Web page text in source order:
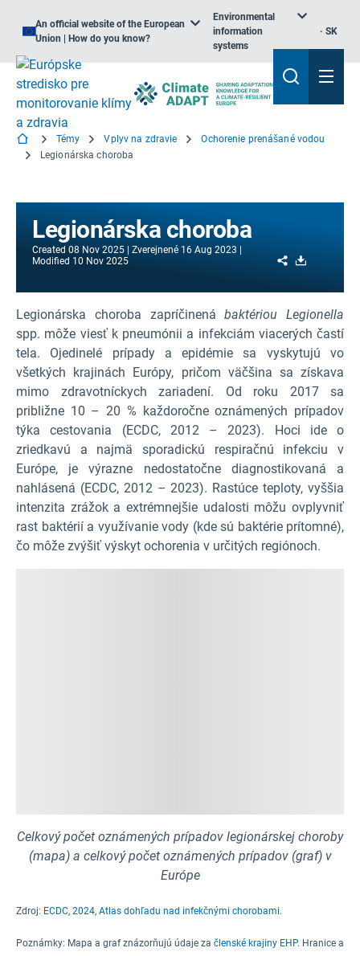
An official website of the European
Union | How do you know?
Environmental
information
systems
SK
Témy Vplyv na zdravie
Ochorenie prenášané vodou
Legionárska choroba
Legionárska choroba
Created 08 Nov 2025 Zverejnené 16 Aug 2023
Modified 10 Nov 2025 Share
Legionárska choroba zapríčinenábaktériou Legionella
spp. môže viesť k pneumónii a infekciám viacerých častí
tela. Ojedinelé prípady a epidémie sa vyskytujú vo
všetkých krajinách Európy, pričom väčšina sa získava
mimo zdravotníckych zariadení. Od roku 2017 sa
približne 10 – 20 % každoročne oznámených prípadov
týka cestovania (ECDC, 2012 – 2023). Hoci ide o
zriedkavú a najmä sporadickú respiračnú infekciu v
Európe, je výrazne nedostatočne diagnostikovaná a
nahlásená (ECDC, 2012 – 2023). Rastúce teploty, vyššia
intenzita zrážok a extrémnejšie udalosti môžu ovplyvniť
rast baktérií a využívanie vody (kde sú baktérie prítomné),
čo môže zvýšiť výskyt ochorenia v určitých regiónoch.
Celkový počet oznámených prípadov legionárskej choroby
(mapa) a celkový počet oznámených prípadov (graf) v
Európe
Zdroj: ECDC, 2024, Atlas dohľadu nad infekčnými chorobami.
Poznámky: Mapa a graf znázorňujú údaje za členské krajiny EHP. Hranice a